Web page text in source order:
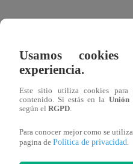
Gracias por participar en
Mira AQUÍ el
Latina
Usamos
experiencia.
Este sitio utiliza cookies para
contenido. Si estás en la Unión
según el RGPD.
Para conocer mejor como se
pagina de Política de privacidad.